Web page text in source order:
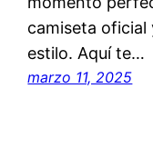
camiseta oficial
estilo. Aquí te…
marzo 11, 2025